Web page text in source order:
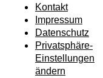
Kontakt
Impressum
Datenschutz
Privatsphäre-
Einstellungen
ändern